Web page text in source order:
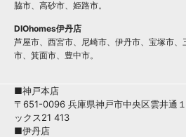
脇市、高砂市、姫路市。
DIOhomes伊丹店
芦屋市、西宮市、尼崎市、伊丹市、宝塚市
市、箕面市、豊中市。
■神戸本店
〒651-0096 兵庫県神戸市中央区雲井通
ックス21 413
■伊丹店